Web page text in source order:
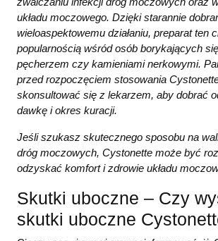
układu moczowego. Dzięki starannie
wieloaspektowemu działaniu, preparat ten
popularnością wśród osób borykających
pęcherzem czy kamieniami nerkowymi.
przed rozpoczęciem stosowania
skonsultować się z lekarzem, aby dobrać
dawkę i okres kuracji.
Jeśli szukasz skutecznego sposobu na
dróg moczowych, Cystonette może być
odzyskać komfort i zdrowie układu
Skutki uboczne – Czy
skutki uboczne